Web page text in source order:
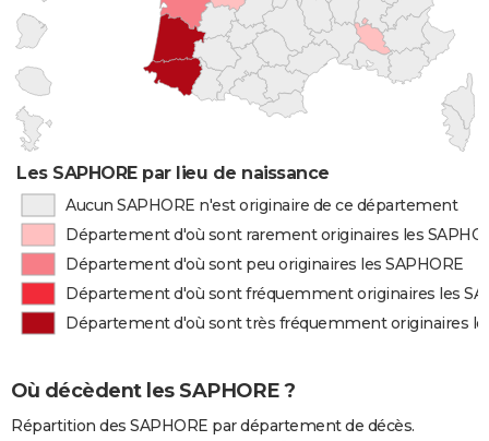
Les SAPHORE par lieu de naissance
Aucun SAPHORE n'est originaire de ce département
Département d'où sont rarement originaires les
Département d'où sont peu originaires les SAPHORE
Département d'où sont fréquemment originaires les
Département d'où sont très fréquemment originaires
Où décèdent les SAPHORE ?
Répartition des SAPHORE par département de décès.